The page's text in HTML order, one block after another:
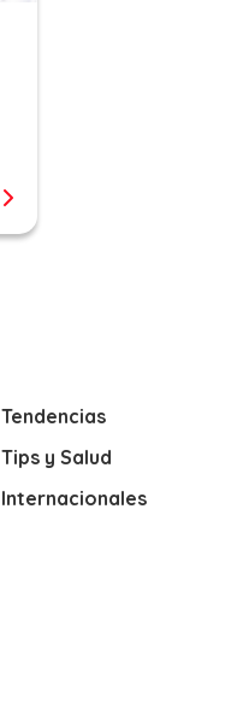
Tendencias
Tips y Salud
Internacionales